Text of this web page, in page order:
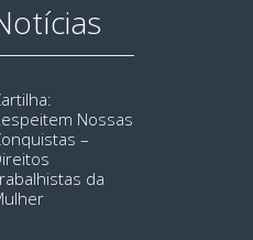
Nossas
–
da